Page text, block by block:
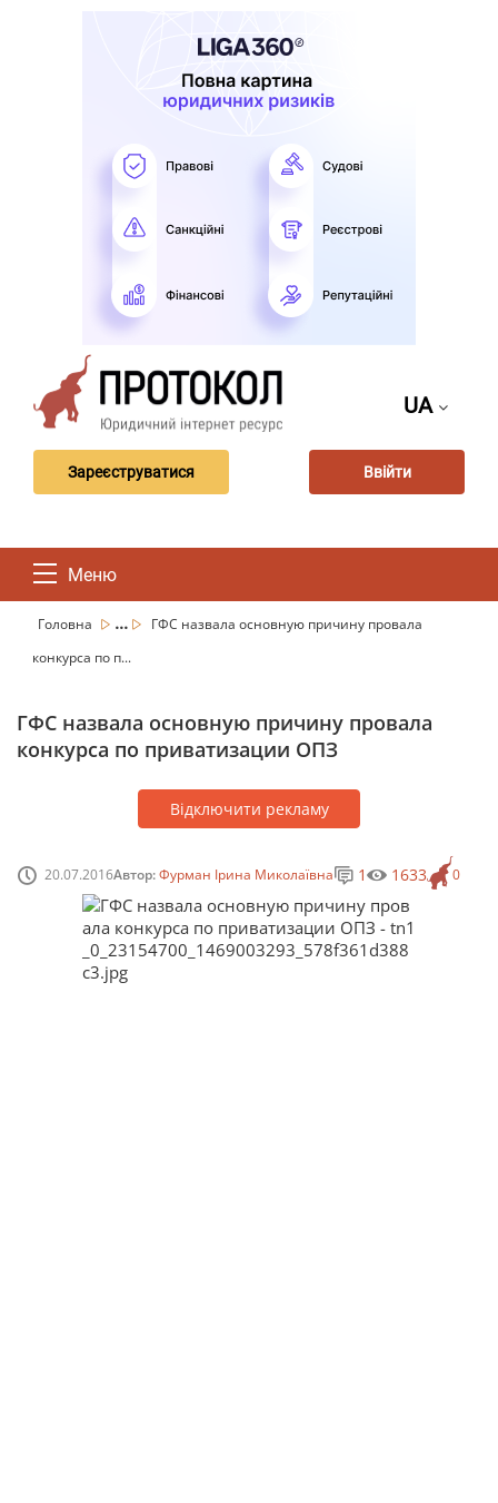
UA
Зареєструватися Ввійти
Меню
Головна ...
ГФС назвала основную причину провала
конкурса по п...
ГФС назвала основную причину провала
конкурса по приватизации ОПЗ
Відключити рекламу
20.07.2016Автор:Фурман Ірина Миколаївна 0
1 1633